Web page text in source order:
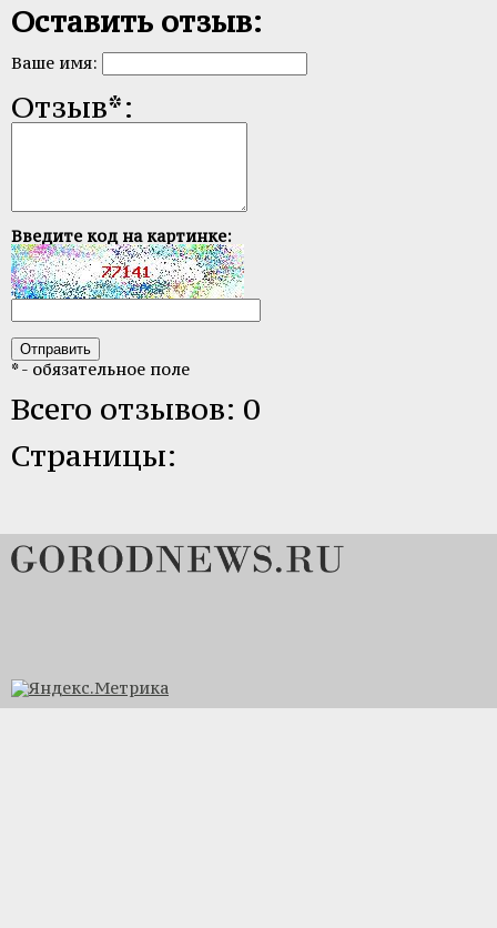
Оставить отзыв:
Ваше имя:
Отзыв*:
Введите код на картинке:
* - обязательное поле
Всего отзывов: 0
Страницы: